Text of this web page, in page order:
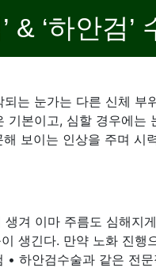
‘하안검’
는 눈가는 다른 신체 부
본이고, 심할 경우에는
보이는 인상을 주며 시
겨 이마 주름도 심해지
생긴다. 만약 노화 진행
하안검수술과 같은 전